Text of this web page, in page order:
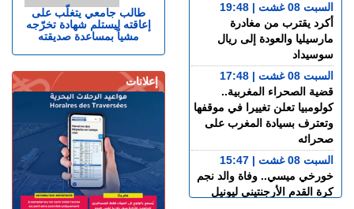
طالب جامعي يتغلّب على
إعاقته ليستلم شهادة تخرّجه
مشياً بمساعدة صديقته
إعلانات
السبت 08 غشت | 19:48
أكرد يقترب من مغادرة
مارسيليا والعودة إلى ريال
سوسيداد
السبت 08 غشت | 17:48
قضية الصحراء المغربية..
كولومبيا تعلن تغييرا في موقفها
وتعترف بسيادة المغرب على
صحرائه
السبت 08 غشت | 15:47
خورخي ميسي.. وفاة والد نجم
كرة القدم الأرجنتيني ليونيل